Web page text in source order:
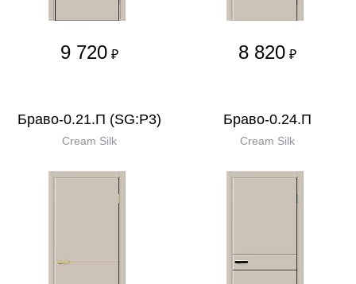
9 720 ₽ 8 820 ₽
Браво-0.21.П (SG:P3)
Cream Silk
Браво-0.24.П
Cream Silk